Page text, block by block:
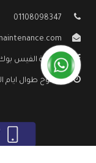
01108098347
صفحة الفيس
مفتوح طوال ايام